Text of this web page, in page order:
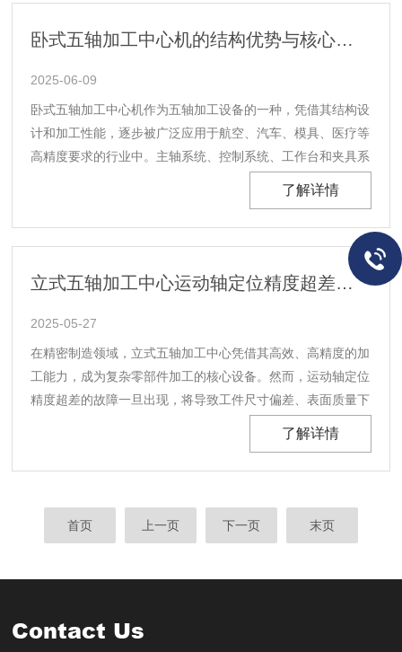
的......
卧式五轴加工中心机的结构优势与核心部件解析
2025-06-09
卧式五轴加工中心机作为五轴加工设备的一种，凭借其结构设
计和加工性能，逐步被广泛应用于航空、汽车、模具、医疗等
高精度要求的行业中。主轴系统、控制系统、工作台和夹具系
统、进给系统以及冷却系统等核心部件的协同工作，共同保证
度加工能力卧式五轴加工中心机与传统的三轴加工机床......
了解详情
立式五轴加工中心运动轴定位精度超差故障原因分析
2025-05-27
在精密制造领域，立式五轴加工中心凭借其高效、高精度的加
工能力，成为复杂零部件加工的核心设备。然而，运动轴定位
精度超差的故障一旦出现，将导致工件尺寸偏差、表面质量下
降，甚至使整个加工过程失效。深入探究引发此类故障的原
装配误差是导致定位精度超差的重要因素。长期使用过程
了解详情
首页 上一页 下一页 末页
Contact Us